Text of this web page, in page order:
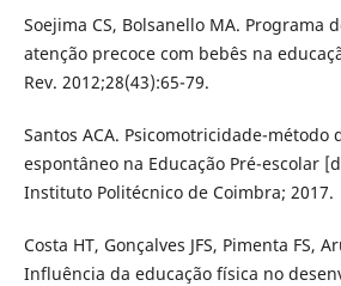
Soejima CS, Bolsanello MA. Programa
atenção precoce com bebês na
Rev. 2012;28(43):65-79.
Santos ACA. Psicomotricidade-
espontâneo na Educação Pré-escolar
Instituto Politécnico de Coimbra; 2017.
Costa HT, Gonçalves JFS, Pimenta FS,
Influência da educação física no